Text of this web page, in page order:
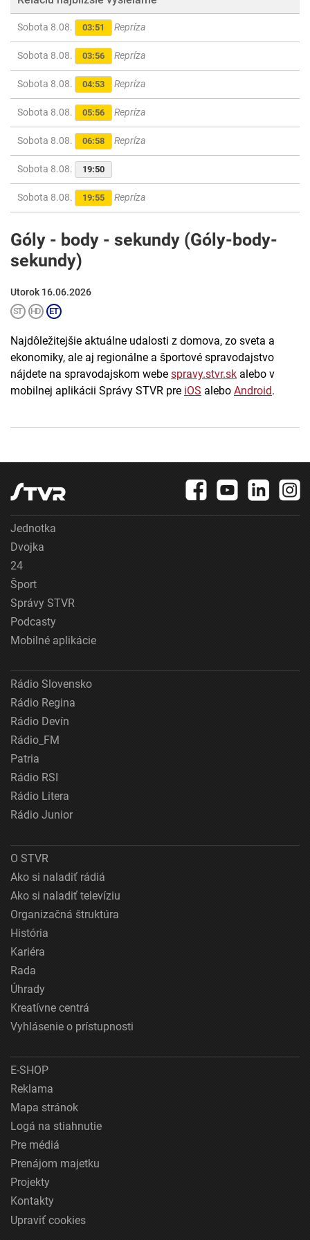
Sobota 8.08. 03:51 Repríza
Sobota 8.08. 03:56 Repríza
Sobota 8.08. 04:53 Repríza
Sobota 8.08. 05:56 Repríza
Sobota 8.08. 06:58 Repríza
Sobota 8.08. 19:50
Sobota 8.08. 19:55 Repríza
Góly - body - sekundy (Góly-body-
sekundy)
Utorok 16.06.2026
Najdôležitejšie aktuálne udalosti z domova, zo sveta a
ekonomiky, ale aj regionálne a športové spravodajstvo
nájdete na spravodajskom webe spravy.stvr.sk alebo v
mobilnej aplikácii Správy STVR pre iOS alebo Android.
Jednotka
Dvojka
24
Šport
Správy STVR
Podcasty
Mobilné aplikácie
Rádio Slovensko
Rádio Regina
Rádio Devín
Rádio_FM
Patria
Rádio RSI
Rádio Litera
Rádio Junior
O STVR
Ako si naladiť rádiá
Ako si naladiť televíziu
Organizačná štruktúra
História
Kariéra
Rada
Úhrady
Kreatívne centrá
Vyhlásenie o prístupnosti
E-SHOP
Reklama
Mapa stránok
Logá na stiahnutie
Pre médiá
Prenájom majetku
Projekty
Kontakty
Upraviť cookies